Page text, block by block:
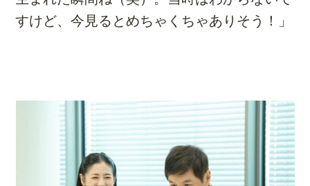
すけど、今見るとめちゃくちゃありそう！」